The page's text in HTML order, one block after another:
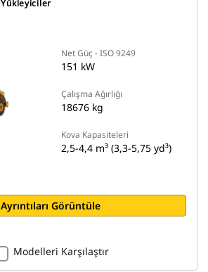
Net Güç - ISO 9249
151 kW
Çalışma Ağırlığı
18676 kg
Kova Kapasiteleri
2,5-4,4 m³ (3,3-5,75 yd³)
Ayrıntıları Görüntüle
Modelleri Karşılaştır